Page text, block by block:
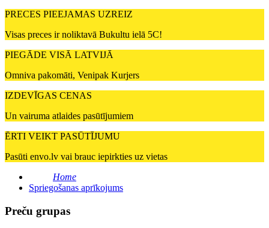
PRECES PIEEJAMAS UZREIZ
Visas preces ir noliktavā Bukultu ielā 5C!
PIEGĀDE VISĀ LATVIJĀ
Omniva pakomāti, Venipak Kurjers
IZDEVĪGAS CENAS
Un vairuma atlaides pasūtījumiem
ĒRTI VEIKT PASŪTĪJUMU
Pasūti envo.lv vai brauc iepirkties uz vietas
Home
Spriegošanas aprīkojums
Preču grupas